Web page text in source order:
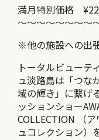
満月特別価格
～～～～～～～～
※他の施設への出
トータルビューテ
ュ淡路島は「つな
域の輝き」に繋げ
ッションショー
COLLECTION （
ュコレクション）